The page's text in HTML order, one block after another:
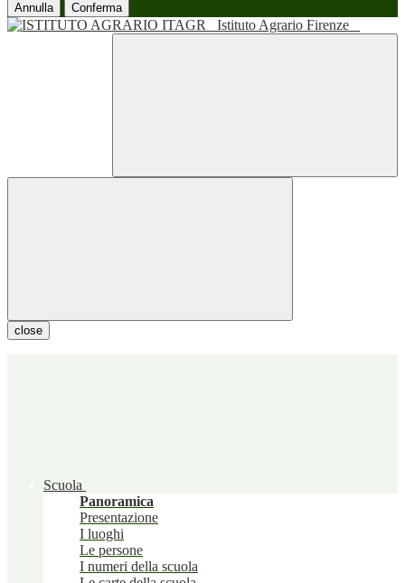
Annulla Conferma
Istituto Agrario Firenze
close
Scuola
Panoramica
Presentazione
I luoghi
Le persone
I numeri della scuola